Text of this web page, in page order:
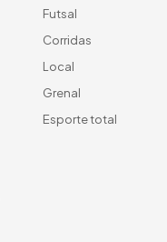
Futsal
Corridas
Local
Grenal
Esporte total